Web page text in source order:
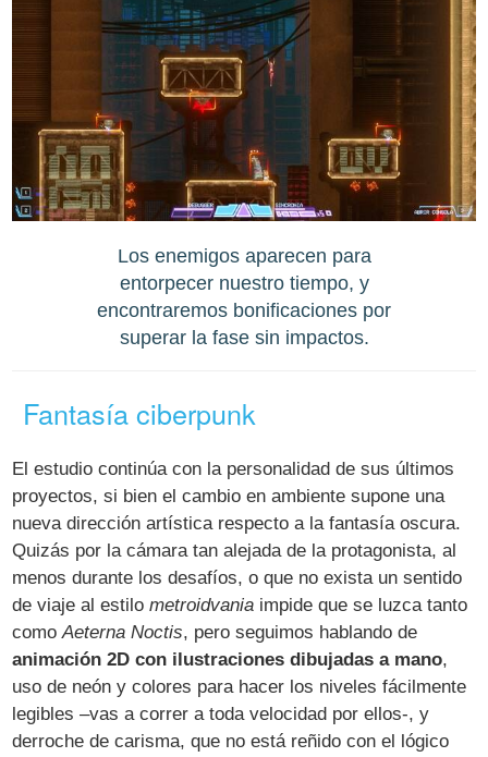
Los enemigos aparecen para
entorpecer nuestro tiempo, y
encontraremos bonificaciones por
superar la fase sin impactos.
Fantasía ciberpunk
El estudio continúa con la personalidad de sus últimos
proyectos, si bien el cambio en ambiente supone una
nueva dirección artística respecto a la fantasía oscura.
Quizás por la cámara tan alejada de la protagonista, al
menos durante los desafíos, o que no exista un sentido
de viaje al estilometroidvania impide que se luzca tanto
comoAeterna Noctis, pero seguimos hablando de
animación 2D con ilustraciones dibujadas a mano,
uso de neón y colores para hacer los niveles fácilmente
legibles –vas a correr a toda velocidad por ellos-, y
derroche de carisma, que no está reñido con el lógico